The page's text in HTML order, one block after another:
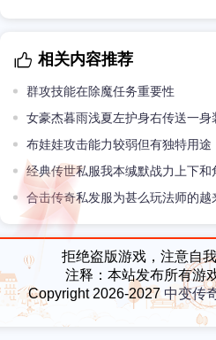
相关内容推荐
群攻技能在除魔任务重要性
女豪杰暮雨浅夏左护身右传送一身
六位数
布娃娃攻击能力较弱但有独特用途
经典传世私服我本缄默战力上下和
有关合击传奇私发服为甚么玩法师的越
少
拒绝盗版游戏，注意自
注释：本站发布所有游
Copyright 2026-2027 中变传